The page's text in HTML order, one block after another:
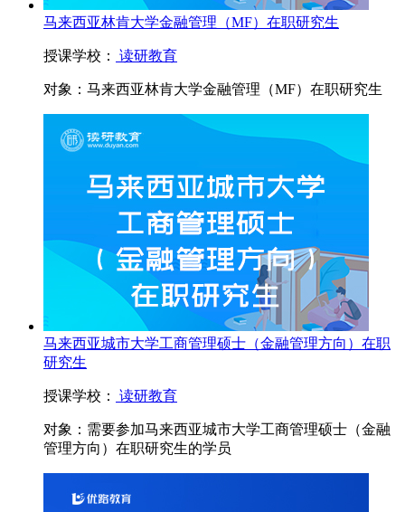
马来西亚林肯大学金融管理（MF）在职研究生
授课学校： 读研教育
对象： 马来西亚林肯大学金融管理（MF）在职研究生
马来西亚城市大学工商管理硕士（金融管理方向）在职
研究生
授课学校： 读研教育
对象： 需要参加马来西亚城市大学工商管理硕士（金融
管理方向）在职研究生的学员